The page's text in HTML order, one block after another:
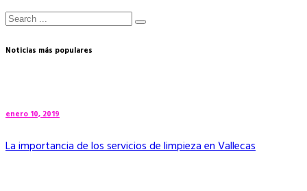
Noticias más populares
enero 10, 2019
La importancia de los servicios de limpieza en Vallecas